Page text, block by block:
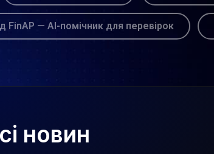
FinAP — AI-помічник для перевірок
новин